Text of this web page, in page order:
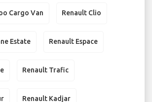
Cargo Van Renault Clio
Estate Renault Espace
Renault Trafic
Renault Kadjar